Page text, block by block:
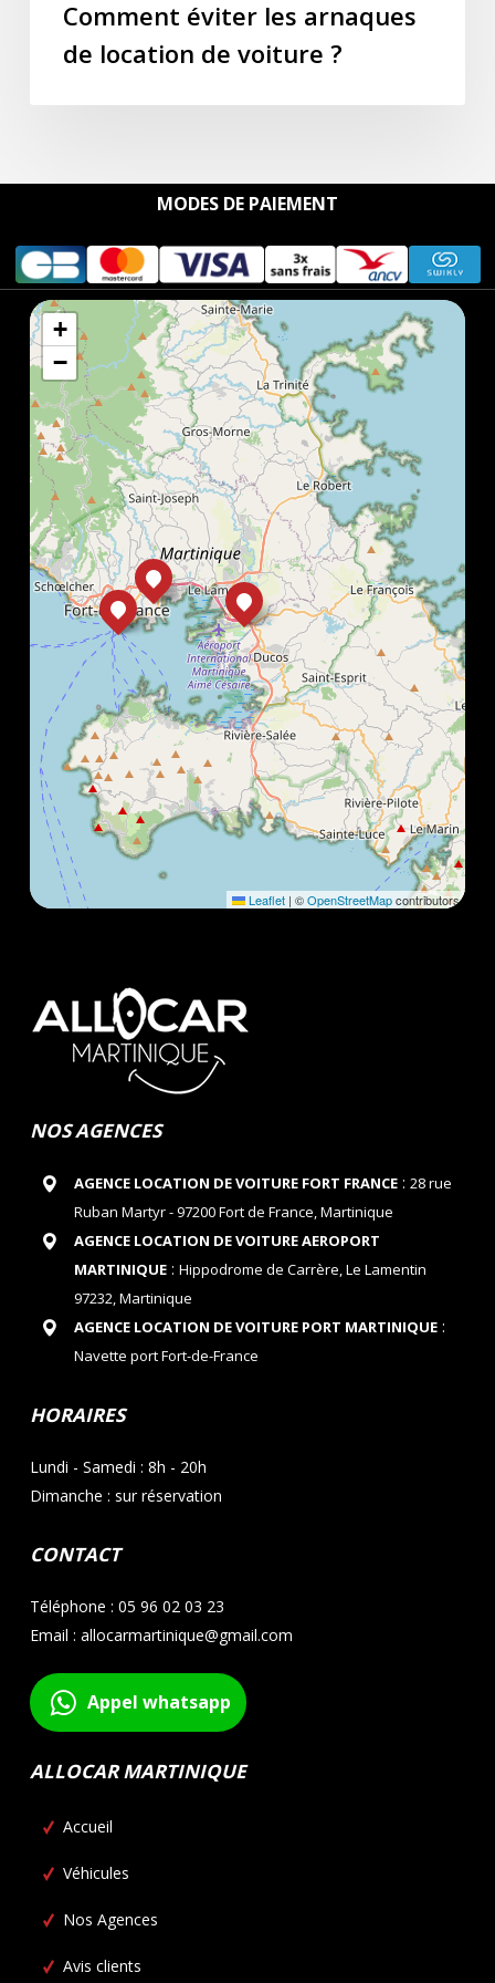
Comment éviter les arnaques
de location de voiture ?
MODES DE PAIEMENT
+
−
Leaflet | ©OpenStreetMapcontributors
NOS AGENCES
AGENCE LOCATION DE VOITURE FORT FRANCE: 28 rue
Ruban Martyr - 97200 Fort de France, Martinique
AGENCE LOCATION DE VOITURE AEROPORT
MARTINIQUE: Hippodrome de Carrère, Le Lamentin
97232, Martinique
AGENCE LOCATION DE VOITURE PORT MARTINIQUE:
Navette port Fort-de-France
HORAIRES
Lundi - Samedi : 8h - 20h
Dimanche : sur réservation
CONTACT
Téléphone : 05 96 02 03 23
Email : allocarmartinique@gmail.com
Appel whatsapp
ALLOCAR MARTINIQUE
Accueil
Véhicules
Nos Agences
Avis clients